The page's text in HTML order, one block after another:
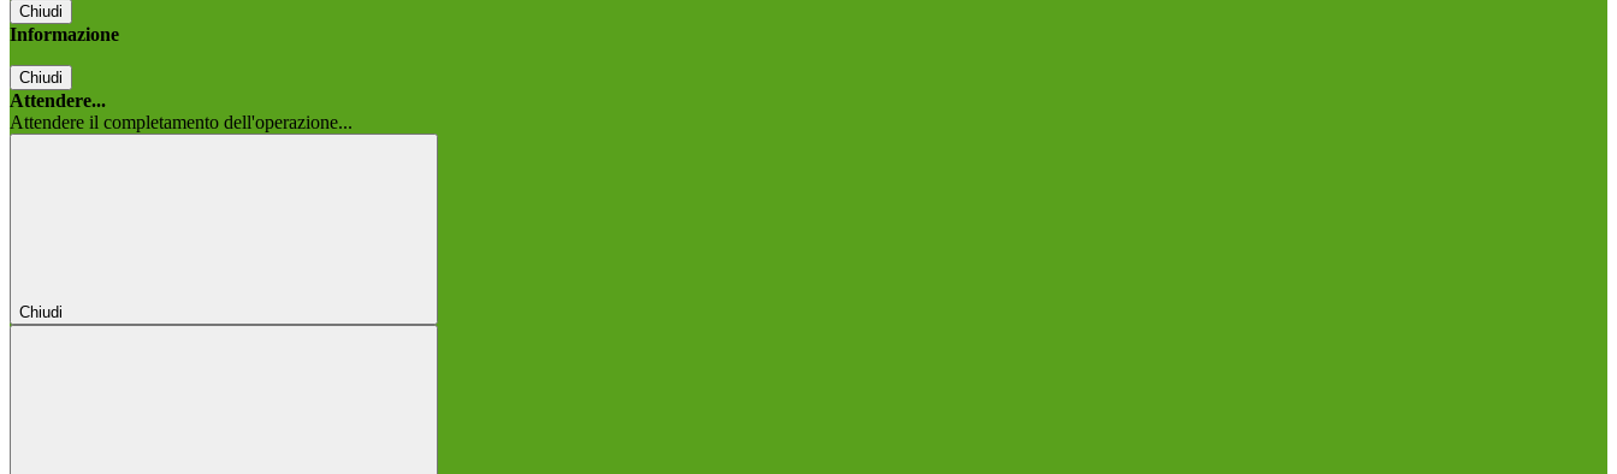
Chiudi
Informazione
Chiudi
Attendere...
Attendere il completamento dell'operazione...
Chiudi